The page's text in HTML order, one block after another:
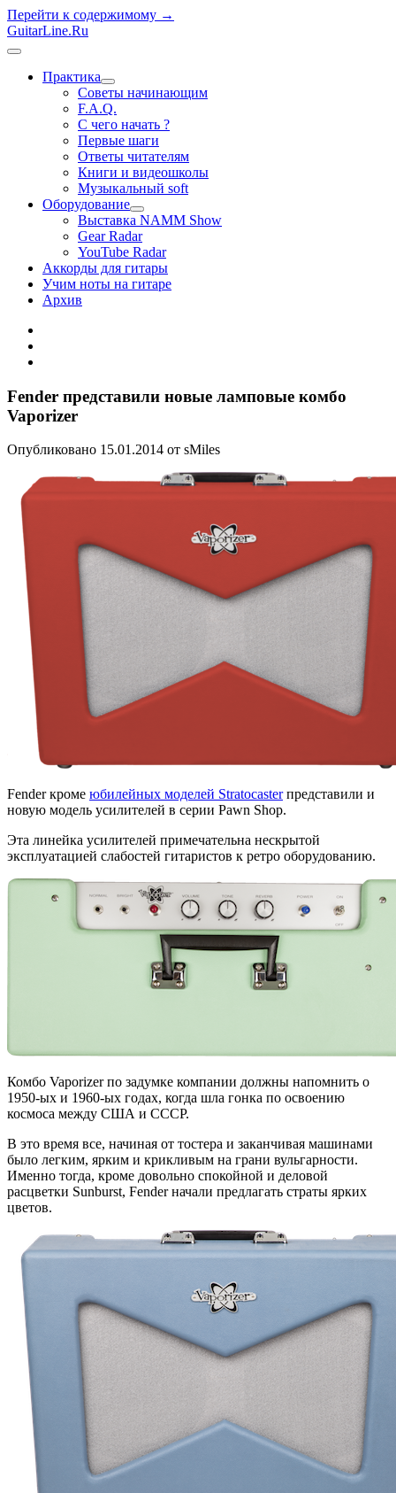
Перейти к содержимому →
GuitarLine.Ru
открыть
Практика
открыть
меню
Советы начинающим
F.A.Q.
С чего начать ?
Первые шаги
Ответы читателям
Книги и видеошколы
Музыкальный soft
Оборудование
открыть
меню
Выставка NAMM Show
Gear Radar
YouTube Radar
Аккорды для гитары
Учим ноты на гитаре
Архив
Fender представили новые ламповые комбо
Vaporizer
Опубликовано 15.01.2014 от sMiles
Fender кроме юбилейных моделей Stratocasterпредставили и
новую модель усилителей в серии Pawn Shop.
Эта линейка усилителей примечательна нескрытой
эксплуатацией слабостей гитаристов к ретро оборудованию.
Комбо Vaporizer по задумке компании должны напомнить о
1950-ых и 1960-ых годах, когда шла гонка по освоению
космоса между США и СССР.
В это время все, начиная от тостера и заканчивая машинами
было легким, ярким и крикливым на грани вульгарности.
Именно тогда, кроме довольно спокойной и деловой
расцветки Sunburst, Fender начали предлагать страты ярких
цветов.